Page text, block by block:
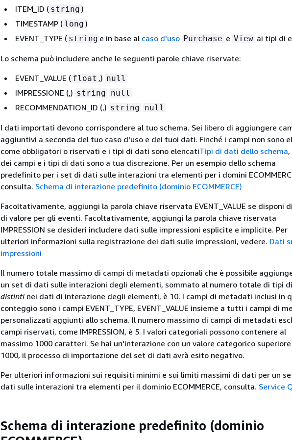
ITEM_ID ( string )
TIMESTAMP ( long )
EVENT_TYPE ( string e in base al caso d'uso Purchase e View ai tipi di
Lo schema può includere anche le seguenti parole chiave riservate:
EVENT_VALUE ( float ,) null
IMPRESSIONE (,) string null
RECOMMENDATION_ID (,) string null
I dati importati devono corrispondere al tuo schema. Sei libero di aggiungere
aggiuntivi a seconda del tuo caso d'uso e dei tuoi dati. Finché i campi non sono
come obbligatori o riservati e i tipi di dati sono elencatiTipi di dati dello schema
dei campi e i tipi di dati sono a tua discrezione. Per un esempio dello schema
predefinito per i set di dati sulle interazioni tra elementi per i domini
consulta. Schema di interazione predefinito (dominio ECOMMERCE)
Facoltativamente, aggiungi la parola chiave riservata EVENT_VALUE se disponi
di valore per gli eventi. Facoltativamente, aggiungi la parola chiave riservata
IMPRESSION se desideri includere dati sulle impressioni esplicite e implicite. Per
ulteriori informazioni sulla registrazione dei dati sulle impressioni, vedere. Dati
impressioni
Il numero totale massimo di campi di metadati opzionali che è possibile
un set di dati sulle interazioni degli elementi, sommato al numero totale di tipi
distintinei dati di interazione degli elementi, è 10. I campi di metadati inclusi in
conteggio sono i campi EVENT_TYPE, EVENT_VALUE insieme a tutti i campi di
personalizzati aggiunti allo schema. Il numero massimo di campi di metadati
campi riservati, come IMPRESSION, è 5. I valori categoriali possono contenere al
massimo 1000 caratteri. Se hai un'interazione con un valore categorico superiore
1000, il processo di importazione del set di dati avrà esito negativo.
Per ulteriori informazioni sui requisiti minimi e sui limiti massimi di dati per un
dati sulle interazioni tra elementi per il dominio ECOMMERCE, consulta. Service
Schema di interazione predefinito (dominio